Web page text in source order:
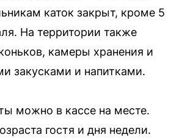
каток закрыт, кроме 5
На территории также
камеры хранения и
закусками и напитками.
можно в кассе на месте.
гостя и дня недели.